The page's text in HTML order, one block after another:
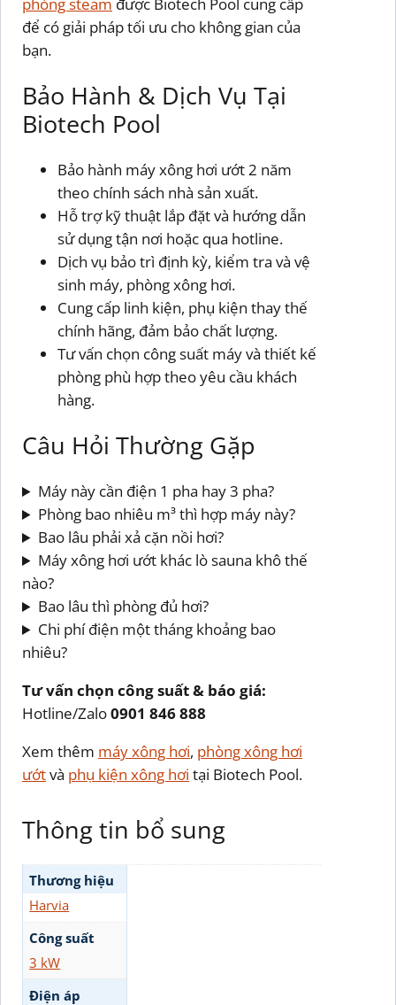
để có giải pháp tối ưu cho không gian của
bạn.
Bảo Hành & Dịch Vụ Tại
Biotech Pool
Bảo hành máy xông hơi ướt 2 năm
theo chính sách nhà sản xuất.
Hỗ trợ kỹ thuật lắp đặt và hướng dẫn
sử dụng tận nơi hoặc qua hotline.
Dịch vụ bảo trì định kỳ, kiểm tra và vệ
sinh máy, phòng xông hơi.
Cung cấp linh kiện, phụ kiện thay thế
chính hãng, đảm bảo chất lượng.
Tư vấn chọn công suất máy và thiết kế
phòng phù hợp theo yêu cầu khách
hàng.
Câu Hỏi Thường Gặp
Máy này cần điện 1 pha hay 3 pha?
Phòng bao nhiêu m³ thì hợp máy này?
Bao lâu phải xả cặn nồi hơi?
Máy xông hơi ướt khác lò sauna khô thế
nào?
Bao lâu thì phòng đủ hơi?
Chi phí điện một tháng khoảng bao
nhiêu?
Tư vấn chọn công suất & báo giá:
Hotline/Zalo0901 846 888
Xem thêm máy xông hơi, phòng xông hơi
ướtvà phụ kiện xông hơi tại Biotech Pool.
Thông tin bổ sung
Thương hiệu
Harvia
Công suất
3 kW
Điện áp